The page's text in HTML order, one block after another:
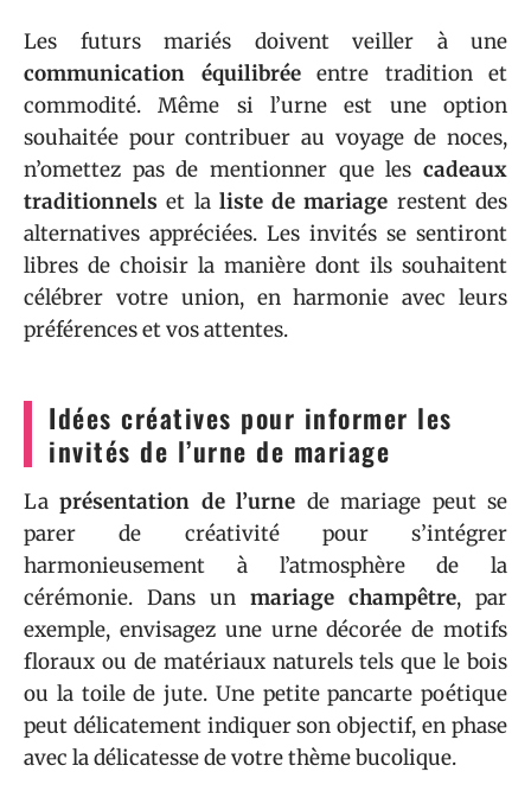
Les futurs mariés doivent veiller à une
communication équilibréeentre tradition et
commodité. Même si l’urne est une option
souhaitée pour contribuer au voyage de noces,
n’omettez pas de mentionner que les cadeaux
traditionnels et la liste de mariage restent des
alternatives appréciées. Les invités se sentiront
libres de choisir la manière dont ils souhaitent
célébrer votre union, en harmonie avec leurs
préférences et vos attentes.
Idées créatives pour informer les
invités de l’urne de mariage
Laprésentation de l’urne de mariage peut se
parer de créativité pour s’intégrer
harmonieusement à l’atmosphère de la
cérémonie. Dans un mariage champêtre, par
exemple, envisagez une urne décorée de motifs
floraux ou de matériaux naturels tels que le bois
ou la toile de jute. Une petite pancarte poétique
peut délicatement indiquer son objectif, en phase
avec la délicatesse de votre thème bucolique.